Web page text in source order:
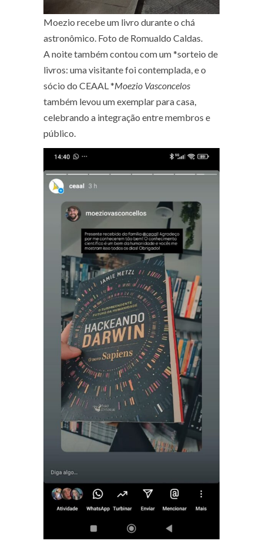
Moezio recebe um livro durante o chá
astronômico. Foto de Romualdo Caldas.
A noite também contou com um *sorteio de
livros: uma visitante foi contemplada, e o
sócio do CEAAL *Moezio Vasconcelos
também levou um exemplar para casa,
celebrando a integração entre membros e
público.